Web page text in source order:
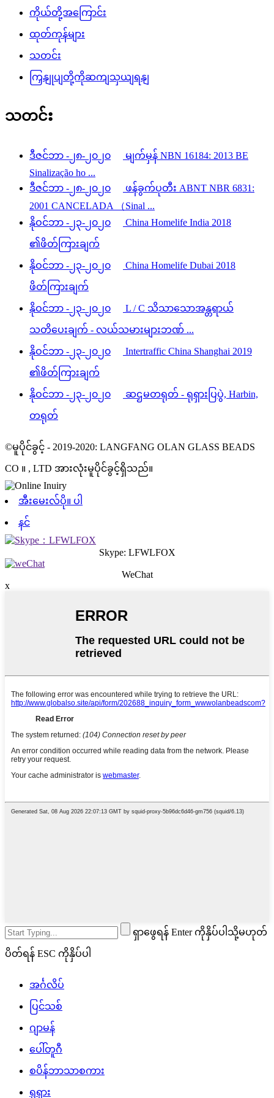
ကိုယ်တို့အကြောင်း
ထုတ်ကုန်များ
သတင်း
ကြှနျုပျတို့ကိုဆကျသှယျရနျ
သတင်း
ဒီဇင်ဘာ -၂၈-၂၀၂၀
မျက်မှန် NBN 16184: 2013 BE
Sinalização ho ...
ဒီဇင်ဘာ -၂၈-၂၀၂၀
ဖန်ခွက်ပုတီး ABNT NBR 6831:
2001 CANCELADA （Sinal ...
နိုဝင်ဘာ -၂၃-၂၀၂၀
China Homelife India 2018
၏ဖိတ်ကြားချက်
နိုဝင်ဘာ -၂၃-၂၀၂၀ China Homelife Dubai 2018
ဖိတ်ကြားချက်
နိုဝင်ဘာ -၂၃-၂၀၂၀ L / C သိသာသောအန္တရာယ်
သတိပေးချက် - လယ်သမားများဘဏ် ...
နိုဝင်ဘာ -၂၃-၂၀၂၀ Intertraffic China Shanghai 2019
၏ဖိတ်ကြားချက်
နိုဝင်ဘာ -၂၃-၂၀၂၀ ဆဌမတရုတ် - ရုရှားပြပွဲ, Harbin,
တရုတ်
©မူပိုင်ခွင့် - 2019-2020: LANGFANG OLAN GLASS BEADS
CO ။ , LTD အားလုံးမူပိုင်ခွင့်ရှိသည်။
အီးမေးလ်ပို။ ပါ
နင်
Skype: LFWLFOX
WeChat
x
ရှာဖွေရန် Enter ကိုနှိပ်ပါသို့မဟုတ်
ပိတ်ရန် ESC ကိုနှိပ်ပါ
အင်္ဂလိပ်
ပြင်သစ်
ဂျာမန်
ပေါ်တူဂီ
စပိန်ဘာသာစကား
ရုရှား